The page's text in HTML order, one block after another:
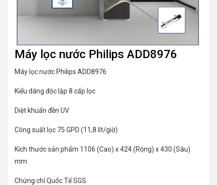
Máy lọc nước Philips ADD8976
Máy lọc nước Philips ADD8976
Kiểu dáng độc lập 8 cấp lọc
Diệt khuẩn đền UV
Công suất lọc 75 GPD (11,8 lít/giờ)
Kích thước sản phẩm 1106 (Cao) x 424 (Rộng) x 430 (Sâu)
mm
Chứng chỉ Quốc Tế SGS